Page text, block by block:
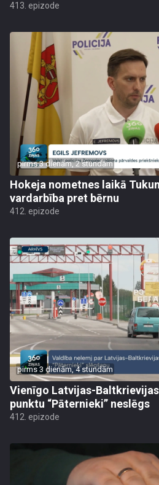
413. epizode
pirms 3 dienām, 2 stundām
Hokeja nometnes laikā
vardarbība pret bērnu
412. epizode
pirms 3 dienām, 4 stundām
Vienīgo Latvijas-
punktu “Pāternieki” neslēgs
412. epizode